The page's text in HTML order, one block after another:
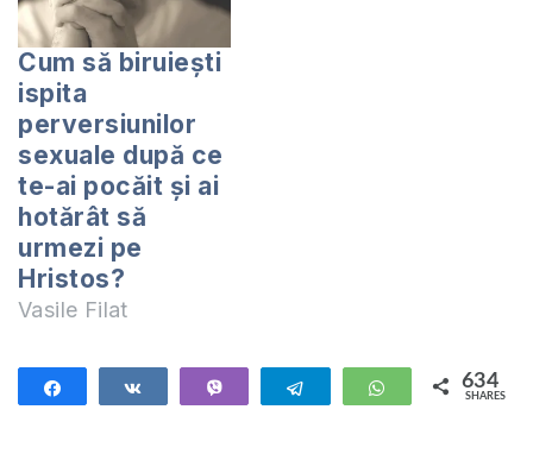
Cum să biruiești
ispita
perversiunilor
sexuale după ce
te-ai pocăit și ai
hotărât să
urmezi pe
Hristos?
Vasile Filat
Telegram WhatsApp
634
SHARES